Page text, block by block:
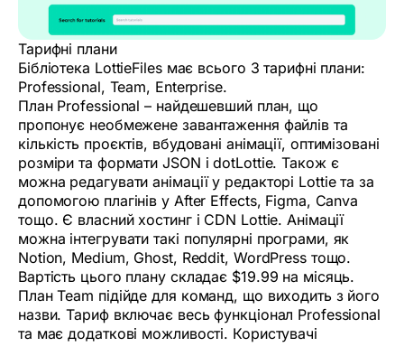
Тарифні плани
Бібліотека LottieFiles має всього 3 тарифні плани:
Professional, Team, Enterprise.
План Professional – найдешевший план, що
пропонує необмежене завантаження файлів та
кількість проєктів, вбудовані анімації, оптимізовані
розміри та формати JSON і dotLottie. Також є
можна редагувати анімації у редакторі Lottie та за
допомогою плагінів у After Effects, Figma, Canva
тощо. Є власний хостинг і CDN Lottie. Анімації
можна інтегрувати такі популярні програми, як
Notion, Medium, Ghost, Reddit, WordPress тощо.
Вартість цього плану складає $19.99 на місяць.
План Team підійде для команд, що виходить з його
назви. Тариф включає весь функціонал Professional
та має додаткові можливості. Користувачі